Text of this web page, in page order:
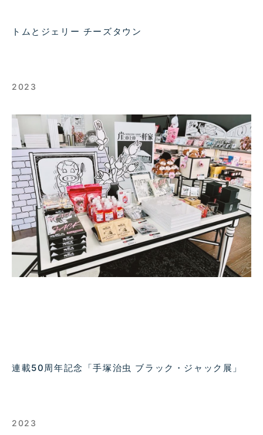
トムとジェリー チーズタウン
2023
連載50周年記念「手塚治虫 ブラック・ジャック展」
2023